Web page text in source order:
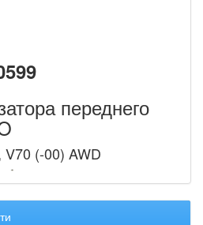
переднего
(-00) AWD